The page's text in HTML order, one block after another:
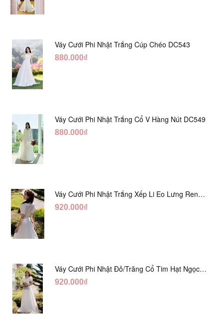
Váy Cưới Phi Nhật Trắng Cúp Chéo DC543
880.000₫
Váy Cưới Phi Nhật Trắng Cổ V Hàng Nút DC549
880.000₫
Váy Cưới Phi Nhật Trắng Xếp Li Eo Lưng Ren
DC547
920.000₫
Váy Cưới Phi Nhật Đỏ/Trăng Cổ Tim Hạt Ngọc
DC548
920.000₫